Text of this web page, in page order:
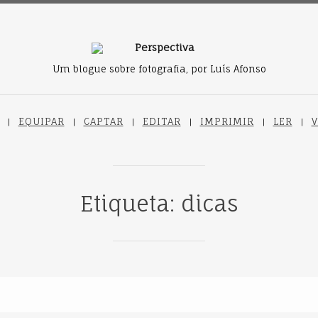
Um blogue sobre fotografia, por Luís Afonso
EQUIPAR CAPTAR EDITAR IMPRIMIR LER
Etiqueta: dicas